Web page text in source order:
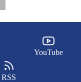
YouTube
RSS